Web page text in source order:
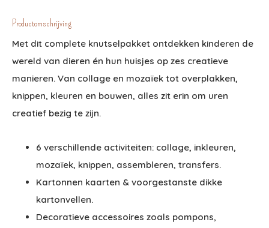
Productomschrijving
Met dit complete knutselpakket ontdekken kinderen de
wereld van dieren én hun huisjes op zes creatieve
manieren. Van collage en mozaïek tot overplakken,
knippen, kleuren en bouwen, alles zit erin om uren
creatief bezig te zijn.
6 verschillende activiteiten: collage, inkleuren,
mozaïek, knippen, assembleren, transfers.
Kartonnen kaarten & voorgestanste dikke
kartonvellen.
Decoratieve accessoires zoals pompons,